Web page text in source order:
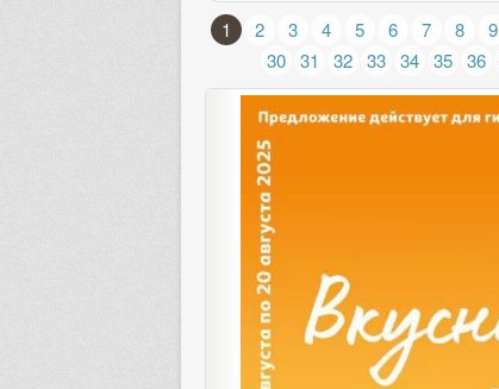
1 2 3 4 5 6 7 8 9
30 31 32 33 34 35 36